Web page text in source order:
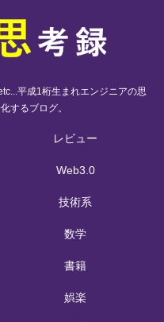
平成1桁生まれエンジニアの思
するブログ。
レビュー
Web3.0
技術系
数学
書籍
娯楽